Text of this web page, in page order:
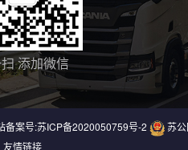
添加微信
备案号:苏ICP备2020050759号-2
苏
友情链接